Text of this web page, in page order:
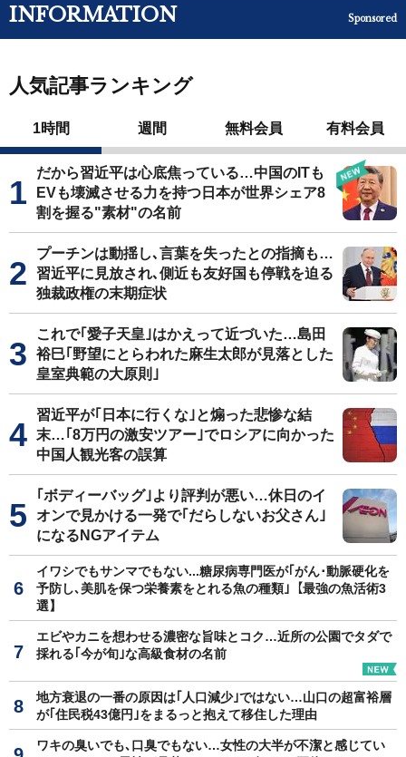
INFORMATION Sponsored
人気記事ランキング
1時間 週間 無料会員 有料会員
だから習近平は心底焦っている…中国のITも
EVも壊滅させる力を持つ日本が世界シェア8
割を握る"素材"の名前
プーチンは動揺し､言葉を失ったとの指摘も…
習近平に見放され､側近も友好国も停戦を迫る
独裁政権の末期症状
これで｢愛子天皇｣はかえって近づいた…島田
裕巳｢野望にとらわれた麻生太郎が見落とした
皇室典範の大原則｣
習近平が｢日本に行くな｣と煽った悲惨な結
末…｢8万円の激安ツアー｣でロシアに向かった
中国人観光客の誤算
｢ボディーバッグ｣より評判が悪い…休日のイ
オンで見かける一発で｢だらしないお父さん｣
になるNGアイテム
イワシでもサンマでもない...糖尿病専門医が｢がん･動脈硬化を
予防し､美肌を保つ栄養素をとれる魚の種類｣【最強の魚活術3
選】
エビやカニを想わせる濃密な旨味とコク…近所の公園でタダで
採れる｢今が旬｣な高級食材の名前
地方衰退の一番の原因は｢人口減少｣ではない…山口の超富裕層
が｢住民税43億円｣をまるっと抱えて移住した理由
ワキの臭いでも､口臭でもない…女性の大半が不潔と感じてい